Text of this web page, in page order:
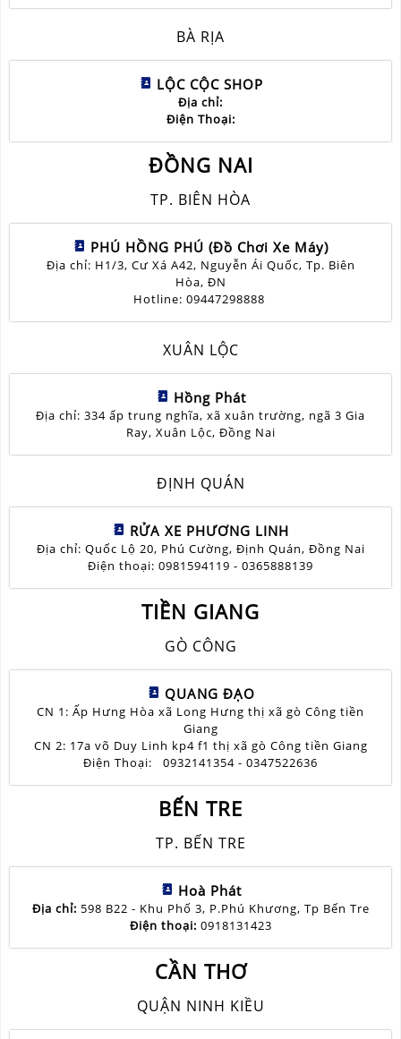
BÀ RỊA
LỘC CỘC SHOP
Địa chỉ:
Điện Thoại:
ĐỒNG NAI
TP. BIÊN HÒA
PHÚ HỒNG PHÚ (Đồ Chơi Xe Máy)
Địa chỉ: H1/3, Cư Xá A42, Nguyễn Ái Quốc, Tp. Biên
Hòa, ĐN
Hotline: 09447298888
XUÂN LỘC
Hồng Phát
Địa chỉ: 334 ấp trung nghĩa, xã xuân trường, ngã 3 Gia
Ray, Xuân Lộc, Đồng Nai
ĐỊNH QUÁN
RỬA XE PHƯƠNG LINH
Địa chỉ: Quốc Lộ 20, Phú Cường, Định Quán, Đồng Nai
Điện thoại: 0981594119 - 0365888139
TIỀN GIANG
GÒ CÔNG
QUANG ĐẠO
CN 1: Ấp Hưng Hòa xã Long Hưng thị xã gò Công tiền
Giang
CN 2: 17a võ Duy Linh kp4 f1 thị xã gò Công tiền Giang
Điện Thoại: 0932141354 - 0347522636
BẾN TRE
TP. BẾN TRE
Hoà Phát
Địa chỉ: 598 B22 - Khu Phố 3, P.Phú Khương, Tp Bến Tre
Điện thoại: 0918131423
CẦN THƠ
QUẬN NINH KIỀU